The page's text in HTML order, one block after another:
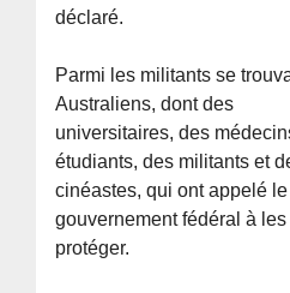
déclaré.
Parmi les militants se
Australiens, dont des
universitaires, des
étudiants, des militants et
cinéastes, qui ont appelé le
gouvernement fédéral à les
protéger.